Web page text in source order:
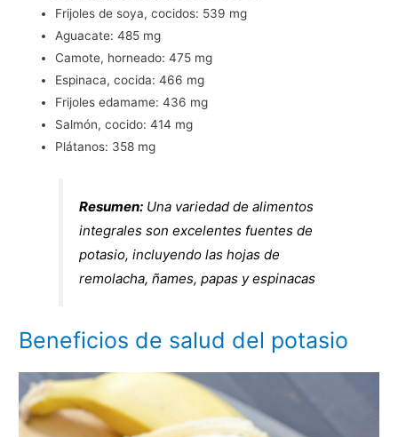
Frijoles de soya, cocidos: 539 mg
Aguacate: 485 mg
Camote, horneado: 475 mg
Espinaca, cocida: 466 mg
Frijoles edamame: 436 mg
Salmón, cocido: 414 mg
Plátanos: 358 mg
Resumen: Una variedad de alimentos
integrales son excelentes fuentes de
potasio, incluyendo las hojas de
remolacha, ñames, papas y espinacas
Beneficios de salud del potasio